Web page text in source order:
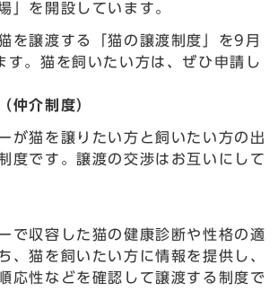
」を開設しています。
を譲渡する「猫の譲渡制度」を9月
す。猫を飼いたい方は、ぜひ申請し
仲介制度）
が猫を譲りたい方と飼いたい方の出
度です。譲渡の交渉はお互いにして
で収容した猫の健康診断や性格の適
、猫を飼いたい方に情報を提供し、
応性などを確認して譲渡する制度で